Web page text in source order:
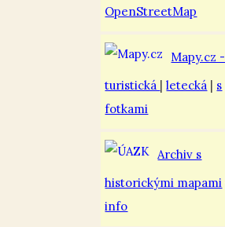
OpenStreetMap
Mapy.cz -
turistická
|letecká
s
fotkami
Archiv s
historickými mapami
info